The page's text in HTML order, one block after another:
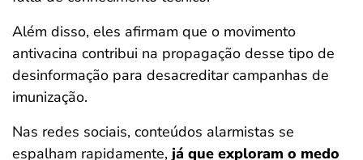
Além disso, eles afirmam que o movimento
antivacina contribui na propagação desse tipo de
desinformação para desacreditar campanhas de
imunização.
Nas redes sociais, conteúdos alarmistas se
espalham rapidamente, já que exploram o medo